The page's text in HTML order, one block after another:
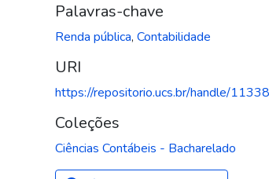
Palavras-chave
Renda pública, Contabilidade
URI
https://repositorio.ucs.br/handle/
Coleções
Ciências Contábeis - Bacharelado